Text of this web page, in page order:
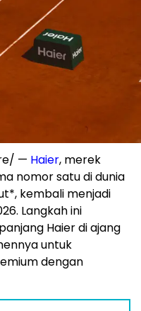
— Haier, merek
nomor satu di dunia
kembali menjadi
Langkah ini
Haier di ajang
untuk
dengan